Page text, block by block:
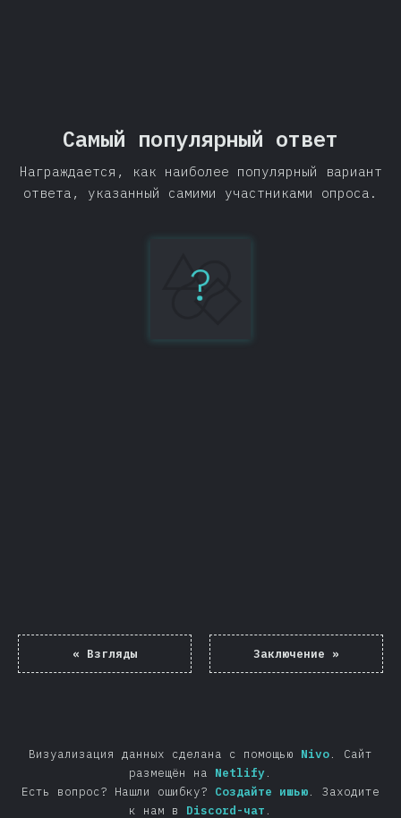
Самый популярный ответ
Награждается, как наиболее популярный вариант
ответа, указанный самими участниками опроса.
?
IntelliJ
IDEA
« Взгляды Заключение »
Визуализация данных сделана с помощью Nivo.
Сайт
размещён на Netlify.
Есть вопрос? Нашли ошибку? Создайте ишью.
Заходите
к нам в Discord-чат .